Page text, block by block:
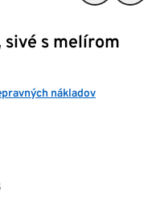
sivé s melírom
nákladov